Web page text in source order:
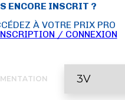
ENCORE INSCRIT ?
À VOTRE PRIX PRO
/ CONNEXION